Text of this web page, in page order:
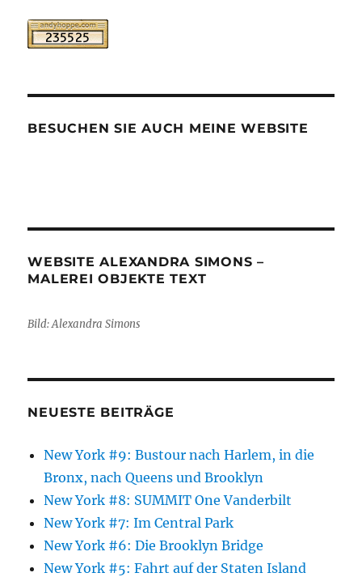
BESUCHEN SIE AUCH MEINE WEBSITE
WEBSITE ALEXANDRA SIMONS –
MALEREI OBJEKTE TEXT
Bild: Alexandra Simons
NEUESTE BEITRÄGE
New York #9: Bustour nach Harlem, in die
Bronx, nach Queens und Brooklyn
New York #8: SUMMIT One Vanderbilt
New York #7: Im Central Park
New York #6: Die Brooklyn Bridge
New York #5: Fahrt auf der Staten Island